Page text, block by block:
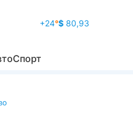
+24°$80,93
Спорт